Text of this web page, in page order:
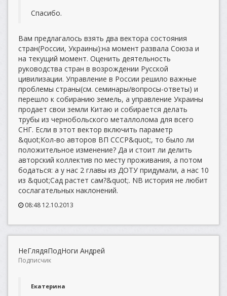
Спасибо.
Вам предлагалось взять два вектора состояния
стран(России, Украины):на момент развала Союза и
на текущий момент. Оценить деятельность
руководства стран в возрождении Русской
цивилизации. Управление в России решило важные
проблемы страны(см. семинары/вопросы-ответы) и
перешло к собиранию земель, а управление Украины
продает свои земли Китаю и собирается делать
трубы из чернобольского металлолома для всего
СНГ. Если в этот вектор включить параметр
&quot;Кол-во авторов ВП СССР&quot;, то было ли
положительное изменение? Да и стоит ли делить
авторский коллектив по месту проживания, а потом
бодаться: а у нас 2 главы из ДОТУ придумали, а нас 10
из &quot;Сад растет сам?&quot;. NB история не любит
сослагательных наклонений.
08:48 12.10.2013
НеГлядяПодНоги Андрей
Подписчик
Екатерина